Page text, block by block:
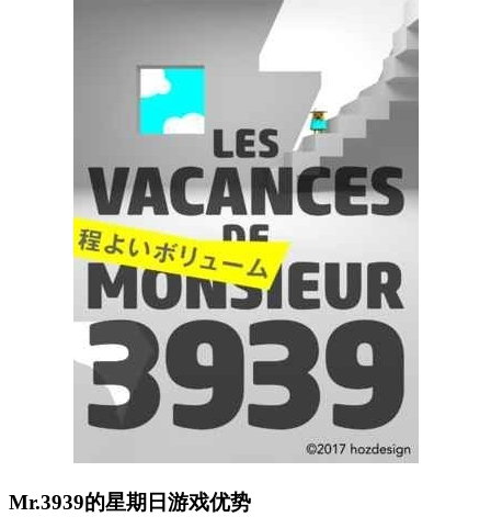
Mr.3939的星期日游戏优势